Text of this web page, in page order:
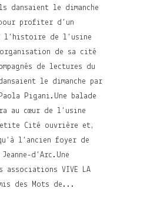
le dimanche
profiter d’un
l’histoire de l’usine
de sa cité
de lectures du
le dimanche par
Pigani.Une balade
au cœur de l’usine
Cité ouvrière et,
l’ancien foyer de
d’Arc.Une
VIVE LA
des Mots de...